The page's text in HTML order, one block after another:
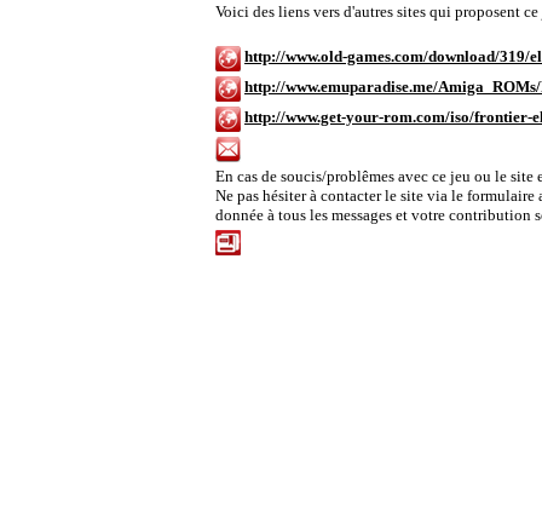
Voici des liens vers d'autres sites qui proposent
http://www.old-games.com/download/319/
http://www.emuparadise.me/
http://www.get-your-rom.com/iso/frontier-
En cas de soucis/problêmes avec ce jeu ou le site
Ne pas hésiter à contacter le site via le
donnée à tous les messages et votre contribution